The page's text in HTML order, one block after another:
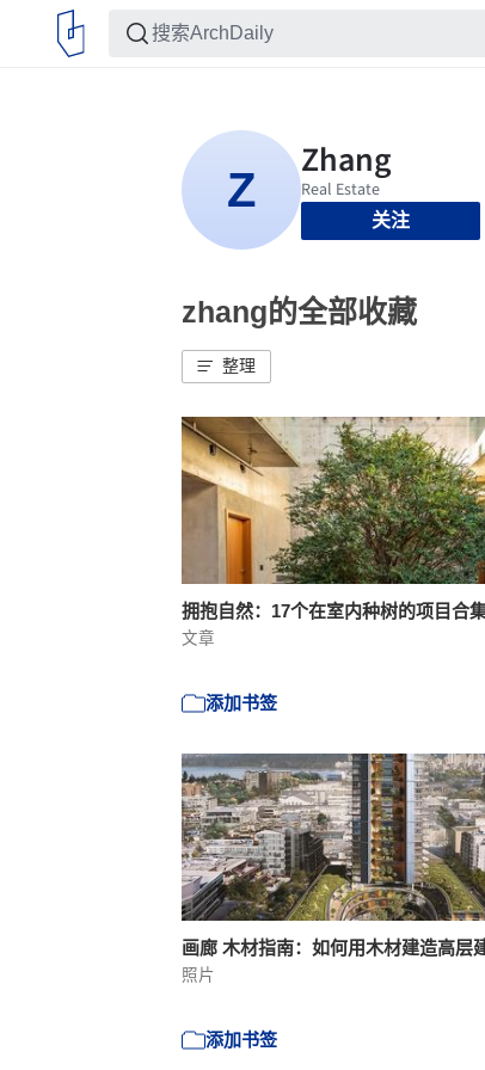
关注
zhang的全部收藏
整理
拥抱自然：17个在室内种树的项目合
文章
添加书签
画廊 木材指南：如何用木材建造高层
照片
添加书签